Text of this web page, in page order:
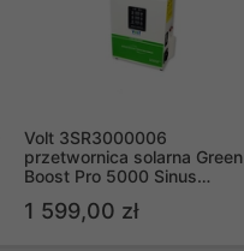
Volt 3SR3000006
przetwornica solarna Green
Boost Pro 5000 Sinus
1 599,00 zł